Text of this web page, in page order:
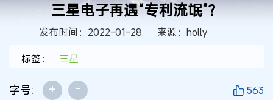
三星电子再遇“专利流氓”？
发布时间：2022-01-28
来源：holly
标签：
三星
字号: + - 563